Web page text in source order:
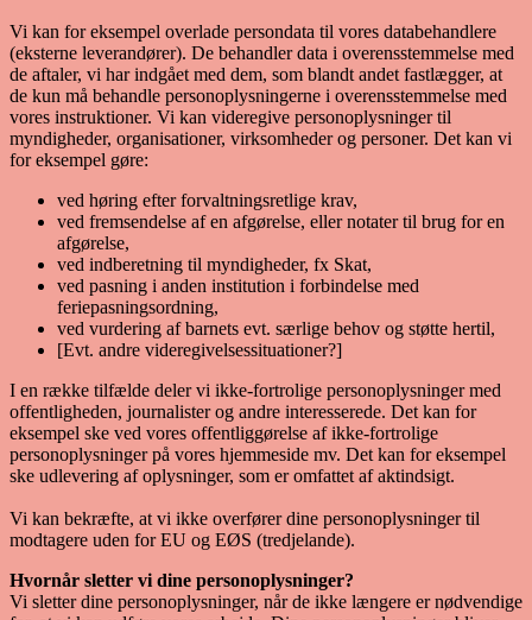
Vi kan for eksempel overlade persondata til vores databehandlere
(eksterne leverandører). De behandler data i overensstemmelse med
de aftaler, vi har indgået med dem, som blandt andet fastlægger, at
de kun må behandle personoplysningerne i overensstemmelse med
vores instruktioner. Vi kan videregive personoplysninger til
myndigheder, organisationer, virksomheder og personer. Det kan vi
for eksempel gøre:
ved høring efter forvaltningsretlige krav,
ved fremsendelse af en afgørelse, eller notater til brug for en
afgørelse,
ved indberetning til myndigheder, fx Skat,
ved pasning i anden institution i forbindelse med
feriepasningsordning,
ved vurdering af barnets evt. særlige behov og støtte hertil,
[Evt. andre videregivelsessituationer?]
I en række tilfælde deler vi ikke-fortrolige personoplysninger med
offentligheden, journalister og andre interesserede. Det kan for
eksempel ske ved vores offentliggørelse af ikke-fortrolige
personoplysninger på vores hjemmeside mv. Det kan for eksempel
ske udlevering af oplysninger, som er omfattet af aktindsigt.
Vi kan bekræfte, at vi ikke overfører dine personoplysninger til
modtagere uden for EU og EØS (tredjelande).
Hvornår sletter vi dine personoplysninger?
Vi sletter dine personoplysninger, når de ikke længere er nødvendige